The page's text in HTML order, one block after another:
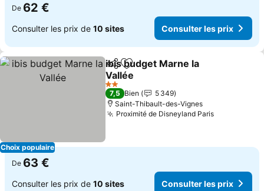
De 62 €
Consulter les prix de 10 sites Consulter les prix
Choix populaire
PartagerAjouter à mes favoris
ibis budget Marne la
Vallée
2 Étoiles
7,5 Bien
5 349
Saint-Thibault-des-Vignes
Proximité de Disneyland Paris
De 63 €
Consulter les prix de 10 sites Consulter les prix